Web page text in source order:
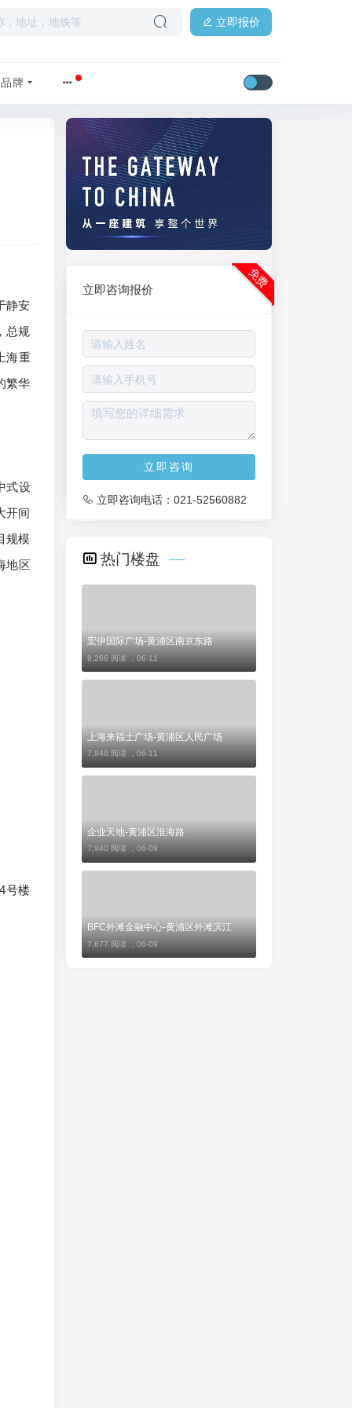
立即报价
品牌
静安
总规
海重
繁华
式设
开间
规模
地区
号楼
立即咨询报价
立即咨询
立即咨询电话： 021-52560882
免费
热门楼盘
宏伊国际广场-黄浦区南京东路
8,266 阅读 ， 06-11
上海来福士广场-黄浦区人民广场
7,948 阅读 ， 06-11
企业天地-黄浦区淮海路
7,940 阅读 ， 06-09
BFC外滩金融中心-黄浦区外滩滨江
7,677 阅读 ， 06-09